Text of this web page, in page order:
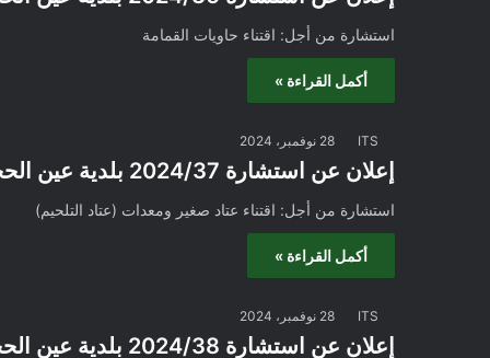
استشارة من أجل: اقتناء حاويات القمامة
أكمل القراءة »
ITS 28 نوفمبر، 2024
إعلان عن استشارة 2024/37 بلدية عين الحجل
استشارة من أجل: اقتناء عتاد صغير ومعدات (عتاد التلحيم)
أكمل القراءة »
ITS 28 نوفمبر، 2024
إعلان عن استشارة 2024/38 بلدية عين الحجل